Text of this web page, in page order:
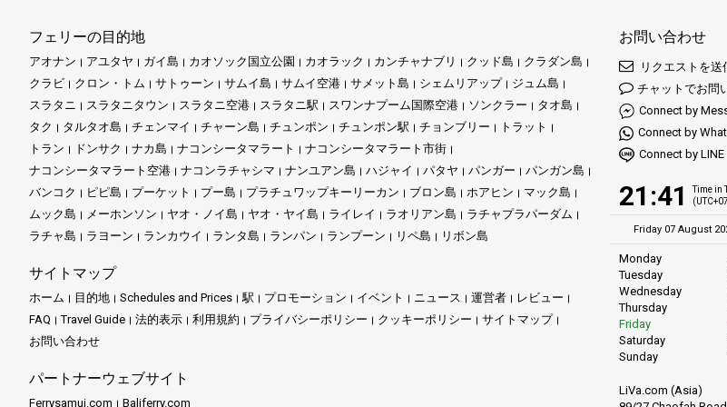
パンガー湾の伝説的なジェームズボンド島を探索する際、クラビの美しいビーチを見つ
ーがこれらの忘れられない体験の案内役となります。
私たちは責任ある観光を信じ、次世代のためにタイの島々の自然の美しさを守ることを
エンジェルフェリーはあなたの島の冒険が楽しいだけでなく、持続可能なものとなることを
フェリーの目的地
アオナン アユタヤ ガイ島 カオソック国立公園 カオラック カンチャナブリ クッド島
クラダン島
クラビ
クロン・トム サトゥーン サムイ島 サムイ空港 サメット島 シェムリアップ
ジュム島
スラタニ
スラタニタウン スラタニ空港 スラタニ駅 スワンナプーム国際空港 ソンクラー
タオ島
タク
タルタオ島 チェンマイ チャーン島 チュンポン チュンポン駅 チョンブリー
トラット
トラン
ドンサク ナカ島 ナコンシータマラート
ナコンシータマラート市街
ナコンシータマラート空港
ナコンラチャシマ ナンユアン島 ハジャイ パタヤ パンガー
パンガン島
バンコク
ピピ島 プーケット プー島 プラチュワップキーリーカン ブロン島 ホアヒン
マック島
ムック島
メーホンソン ヤオ・ノイ島 ヤオ・ヤイ島 ライレイ ラオリアン島
ラチャプラパーダム
ラチャ島
ラヨーン ランカウイ ランタ島 ランパン ランプーン リペ島 リボン島
サイトマップ
ホーム 目的地 Schedules and Prices 駅 プロモーション イベント ニュース 運営者
レビュー
FAQ
Travel Guide 法的表示 利用規約 プライバシーポリシー クッキーポリシー
サイトマップ
お問い合わせ
パートナーウェブサイト
Ferrysamui.com Baliferry.com
お問い合わせ
リクエストを送
チャットでお問
Connect by
Connect by
Connect by LINE
21:41
Time in
Friday 07 August
Monday
Tuesday
Wednesday
Thursday
Friday
Saturday
Sunday
LiVa.com (Asia)